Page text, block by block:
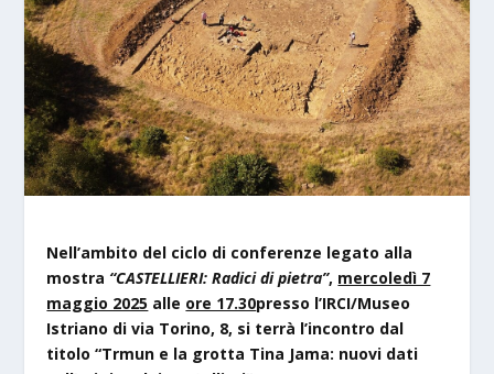
Nell’ambito del ciclo di conferenze legato alla
mostra “CASTELLIERI: Radici di pietra”, mercoledì 7
maggio 2025 alle ore 17.30presso l’IRCI/Museo
Istriano di via Torino, 8, si terrà l’incontro dal
titolo “Trmun e la grotta Tina Jama: nuovi dati